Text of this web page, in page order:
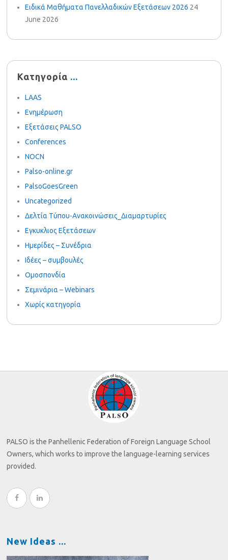
Ειδικά Μαθήματα Πανελλαδικών Εξετάσεων 2026 24
June 2026
Κατηγορία
LAAS
Ενημέρωση
Εξετάσεις PALSO
Conferences
NOCN
Palso-online.gr
PalsoGoesGreen
Uncategorized
Δελτία Τύπου-Ανακοινώσεις_Διαμαρτυρίες
Εγκυκλιος Εξετάσεων
Ημερίδες – Συνέδρια
Ιδέες – συμβουλές
Ομοσπονδία
Σεμινάρια – Webinars
Χωρίς κατηγορία
PALSO is the Panhellenic Federation of Foreign Language School
Owners, which works to improve the language-learning services
provided.
New Ideas